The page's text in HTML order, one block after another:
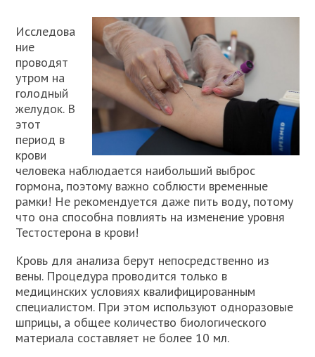
Исследова
ние
проводят
утром на
голодный
желудок. В
этот
период в
крови
человека наблюдается наибольший выброс
гормона, поэтому важно соблюсти временные
рамки! Не рекомендуется даже пить воду, потому
что она способна повлиять на изменение уровня
Тестостерона в крови!
Кровь для анализа берут непосредственно из
вены. Процедура проводится только в
медицинских условиях квалифицированным
специалистом. При этом используют одноразовые
шприцы, а общее количество биологического
материала составляет не более 10 мл.